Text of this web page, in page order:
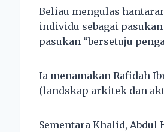
Beliau mengulas
individu sebagai
pasukan “bersetuju
Ia menamakan Rafidah
(landskap arkitek dan
Sementara Khalid, Abdul